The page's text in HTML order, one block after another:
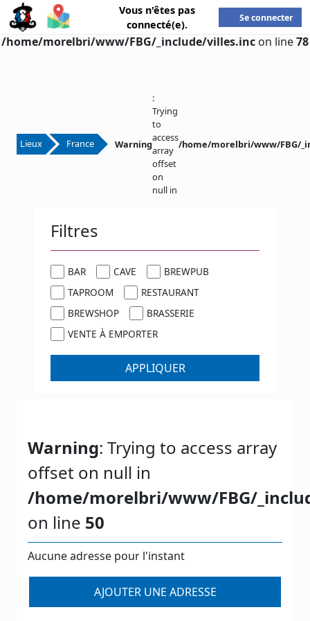
Vous n'êtes pas
connecté(e).
Se connecter
Warning
: Undefined variable $Villes in
/home/morelbri/www/FBG/_include/villes.inc on line78
Lieux France Warning
:
Trying
to
access
array
offset
on
null in
/home/morelbri/www/FBG/
Filtres
BAR CAVE
BREWPUB
TAPROOM
RESTAURANT
BREWSHOP
BRASSERIE
VENTE À EMPORTER
APPLIQUER
Warning: Trying to access array
offset on null in
/home/morelbri/www/FBG/
on line 50
Aucune adresse pour l'instant
AJOUTER UNE ADRESSE